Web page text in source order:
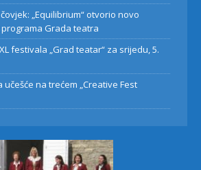
„Equilibrium“ otvorio novo
Grada teatra
festivala „Grad teatar“ za srijedu, 5.
na trećem „Creative Fest